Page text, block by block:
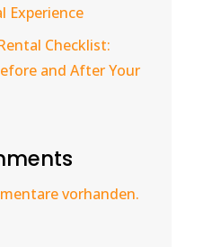
Experience
Checklist:
and After Your
vorhanden.